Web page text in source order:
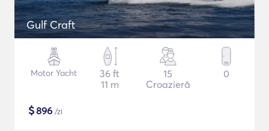
Gulf Craft
Motor Yacht
36 ft
11 m
15
Croazieră
0
$896 /zi